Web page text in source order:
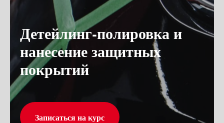
Детейлинг-полировка и
нанесение защитных
покрытий
Записаться на курс